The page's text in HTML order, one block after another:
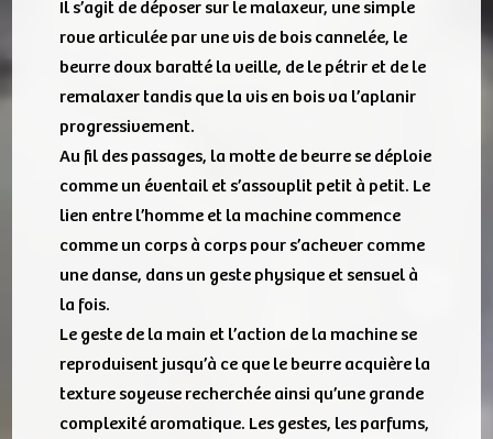
Il s’agit de déposer sur le malaxeur, une simple
roue articulée par une vis de bois cannelée, le
beurre doux baratté la veille, de le pétrir et de le
remalaxer tandis que la vis en bois va l’aplanir
progressivement.
Au fil des passages, la motte de beurre se déploie
comme un éventail et s’assouplit petit à petit. Le
lien entre l’homme et la machine commence
comme un corps à corps pour s’achever comme
une danse, dans un geste physique et sensuel à
la fois.
Le geste de la main et l’action de la machine se
reproduisent jusqu’à ce que le beurre acquière la
texture soyeuse recherchée ainsi qu’une grande
complexité aromatique. Les gestes, les parfums,